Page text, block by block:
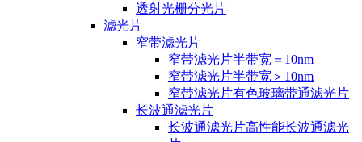
透射光栅分光片
滤光片
窄带滤光片
窄带滤光片半带宽＝10nm
窄带滤光片半带宽＞10nm
窄带滤光片有色玻璃带通滤光片
长波通滤光片
长波通滤光片高性能长波通滤光